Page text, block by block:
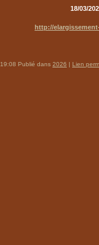
18/03/
http://
19:08 Publié dans 2026 | Lien